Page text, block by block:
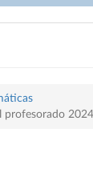
profesorado